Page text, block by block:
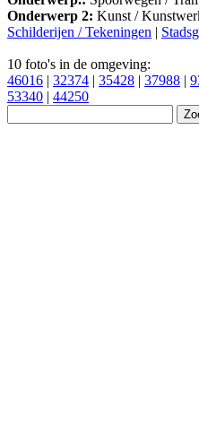
Onderwerp 2: Kunst /
Schilderijen / Tekeningen |
10 foto's in de omgeving:
46016 | 32374 | 35428 | 37988 |
53340 | 44250